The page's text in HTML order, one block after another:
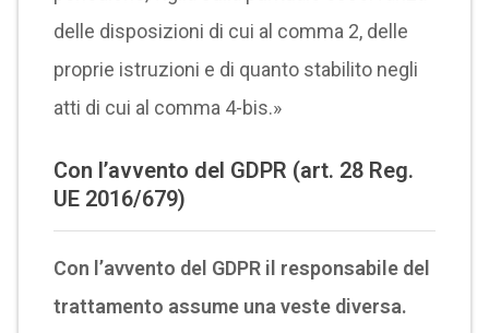
delle disposizioni di cui al comma 2, delle
proprie istruzioni e di quanto stabilito negli
atti di cui al comma 4-bis.»
Con l’avvento del GDPR (art. 28 Reg.
UE 2016/679)
Con l’avvento del GDPR il responsabile del
trattamento assume una veste diversa.